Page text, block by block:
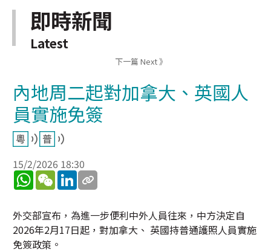
即時新聞
Latest
下一篇 Next 》
內地周二起對加拿大、英國人
員實施免簽
15/2/2026 18:30
WhatsApp
WeChatLinkedIn
外交部宣布，為進一步便利中外人員往來，中方決定自
2026年2月17日起，對加拿大、 英國持普通護照人員實施
免簽政策。